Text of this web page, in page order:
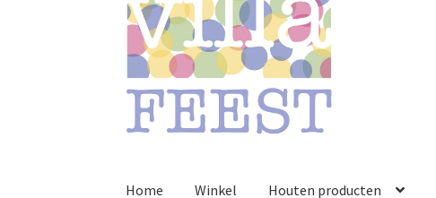
Home Winkel Houten producten